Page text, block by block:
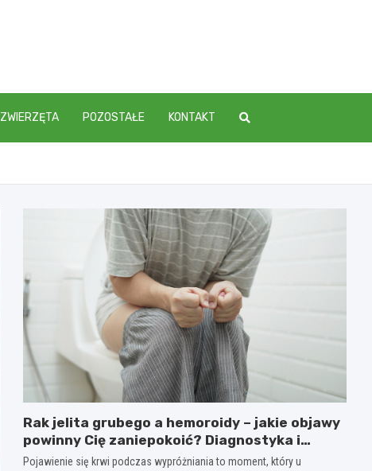
ZWIERZĘTA POZOSTAŁE KONTAKT
Rak jelita grubego a hemoroidy – jakie objawy
powinny Cię zaniepokoić? Diagnostyka i
różnice
Pojawienie się krwi podczas wypróżniania to moment, który u